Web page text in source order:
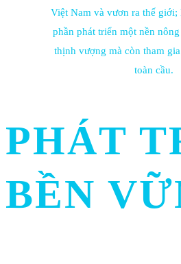
Việt Nam và vươn ra thế giới;
phần phát triển một nền
thịnh vượng mà còn tham
toàn cầu.
PHÁT
BỀN